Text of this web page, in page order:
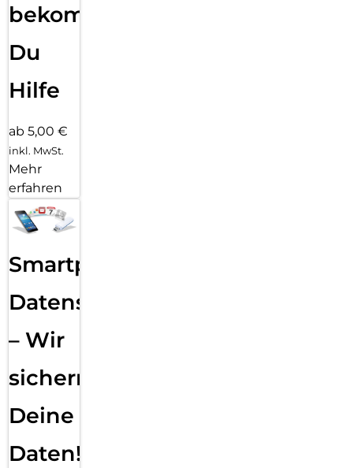
bekommst
Du
Hilfe
ab 5,00 €
inkl. MwSt.
Mehr
erfahren
Smartphone
Datensicherung
– Wir
sichern
Deine
Daten!